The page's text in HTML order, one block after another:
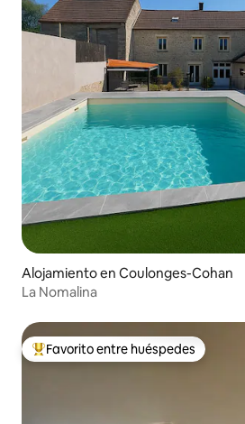
Alojamiento en Coulonges-Cohan
La Nomalina
Favorito entre huéspedes preferido
Favorito entre huéspedes